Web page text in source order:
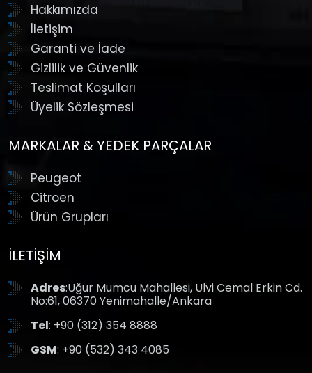
Hakkımızda
İletişim
Garanti ve İade
Gizlilik ve Güvenlik
Teslimat Koşulları
Üyelik Sözleşmesi
MARKALAR & YEDEK PARÇALAR
Peugeot
Citroen
Ürün Grupları
İLETIŞIM
Adres:Uğur Mumcu Mahallesi, Ulvi Cemal Erkin Cd.
No:61, 06370 Yenimahalle/Ankara
Tel: +90 (312) 354 8888
GSM: +90 (532) 343 4085